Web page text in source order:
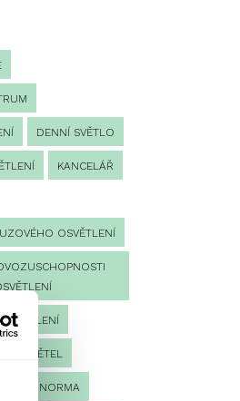
DENNÍ SVĚTLO
KANCELÁŘ
OSVĚTLENÍ
SVĚTEL
NORMA